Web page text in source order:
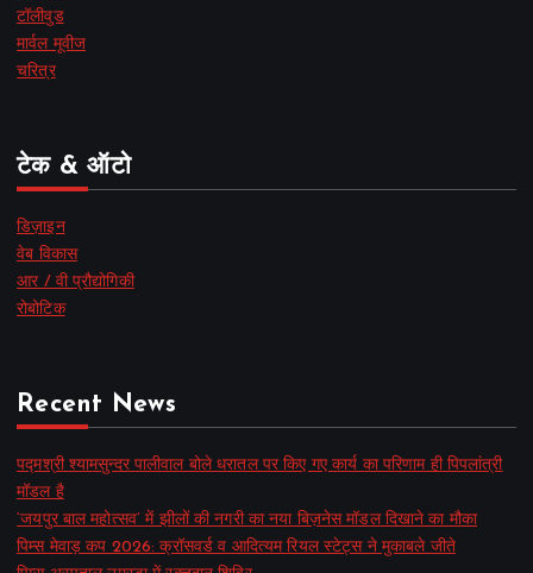
टॉलीवुड
मार्वल मूवीज
चरित्र
टेक & ऑटो
डिज़ाइन
वेब विकास
आर / वी प्रौद्योगिकी
रोबोटिक
Recent News
पद्मश्री श्यामसुन्दर पालीवाल बोले धरातल पर किए गए कार्य का परिणाम ही पिपलांत्री
मॉडल है
‘जयपुर बाल महोत्सव’ में झीलों की नगरी का नया बिज़नेस मॉडल दिखाने का मौका
पिम्स मेवाड़ कप 2026: क्रॉसवर्ड व आदित्यम रियल स्टेट्स ने मुकाबले जीते